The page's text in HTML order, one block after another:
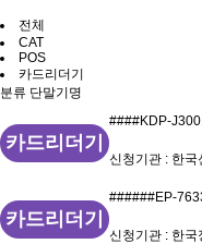
전체
CAT
POS
카드리더기
분류 단말기명
카드리더기
####KDP-
신청기관 : 한
카드리더기
######EP-
신청기관 : 한